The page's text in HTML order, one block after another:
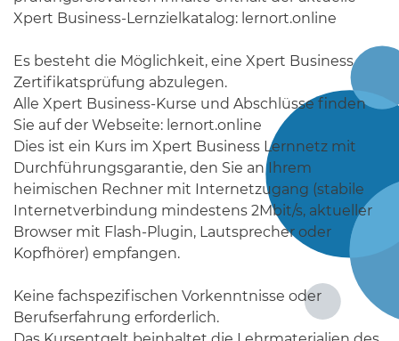
Xpert Business-Lernzielkatalog: lernort.online
Es besteht die Möglichkeit, eine Xpert Business
Zertifikatsprüfung abzulegen.
Alle Xpert Business-Kurse und Abschlüsse finden
Sie auf der Webseite: lernort.online
Dies ist ein Kurs im Xpert Business Lernnetz mit
Durchführungsgarantie, den Sie an Ihrem
heimischen Rechner mit Internetzugang (stabile
Internetverbindung mindestens 2Mbit/s, aktueller
Browser mit Flash-Plugin, Lautsprecher oder
Kopfhörer) empfangen.
Keine fachspezifischen Vorkenntnisse oder
Berufserfahrung erforderlich.